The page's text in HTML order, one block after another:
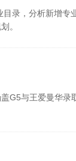
录，分析新增
。
G5与王爱曼华